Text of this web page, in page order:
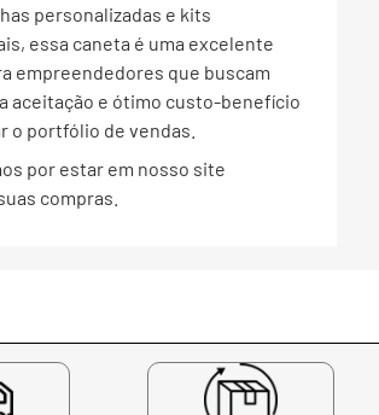
personalizadas e kits
essa caneta é uma excelente
empreendedores que buscam
aceitação e ótimo custo-benefício
o portfólio de vendas.
por estar em nosso site
compras.